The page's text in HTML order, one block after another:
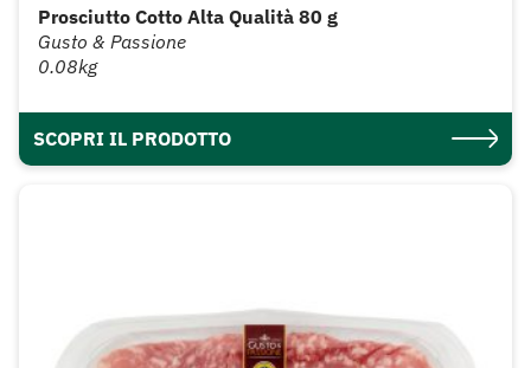
Prosciutto Cotto Alta Qualità 80 g
Gusto & Passione
0.08kg
SCOPRI IL PRODOTTO